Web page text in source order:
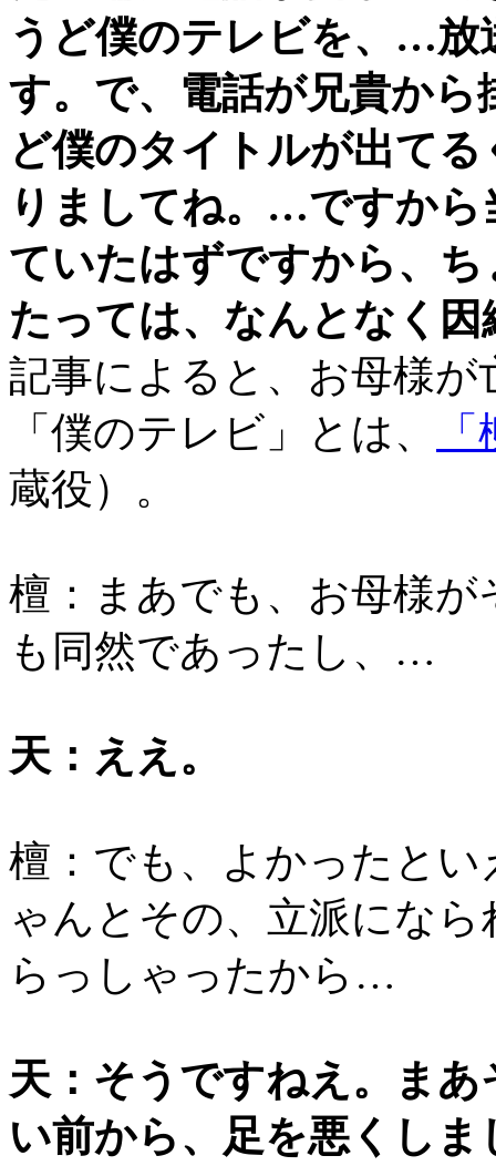
うど僕のテレビを、…放
す。で、電話が兄貴か
ど僕のタイトルが出て
りましてね。…ですから
ていたはずですから、
たっては、なんとなく
記事によると、お母様が
「僕のテレビ」とは、
蔵役）。
檀：まあでも、お母様
も同然であったし、…
天：ええ。
檀：でも、よかったと
ゃんとその、立派にな
らっしゃったから…
天：そうですねえ。ま
い前から、足を悪くし